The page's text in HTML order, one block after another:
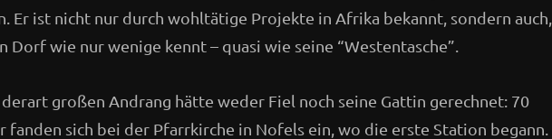
Er ist nicht nur durch wohltätige Projekte in Afrika bekannt, sondern auch,
Dorf wie nur wenige kennt – quasi wie seine “Westentasche”.
großen Andrang hätte weder Fiel noch seine Gattin gerechnet: 70
fanden sich bei der Pfarrkirche in Nofels ein, wo die erste Station begann.